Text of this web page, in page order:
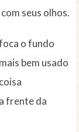
seus olhos.
o fundo
bem usado
frente da